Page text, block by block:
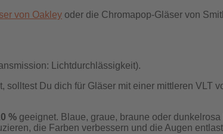
von Oakley oder die Chromapop-Gläser von
Lichtdurchlässigkeit).
Du dich für Gläser mit einer mittleren VLT
% geeignet. Blaue, graue, braune oder
die Farben verbessern und die Augen